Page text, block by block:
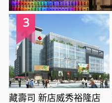
3
藏壽司 新店威秀裕隆店